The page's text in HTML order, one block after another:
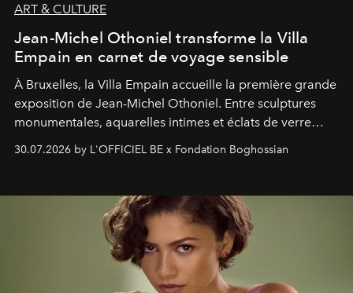
ART & CULTURE
Jean-Michel Othoniel transforme la Villa
Empain en carnet de voyage sensible
À Bruxelles, la Villa Empain accueille la première grande
exposition de Jean-Michel Othoniel. Entre sculptures
monumentales, aquarelles intimes et éclats de verre
soufflé, l’artiste français compose un itinéraire
émotionnel où chaque œuvre devient le souvenir
émerveillement.
30.07.2026 by L'OFFICIEL BE x Fondation Boghossian